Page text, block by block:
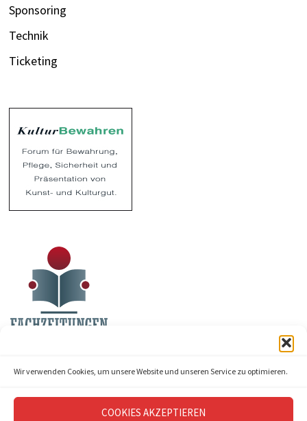
Wir verwenden Cookies, um unsere Website und unseren Service zu optimieren.
COOKIES AKZEPTIEREN
Sponsoring
Technik
Ticketing